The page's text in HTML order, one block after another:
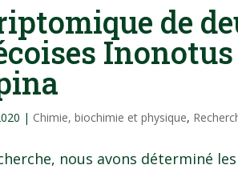
de
| Chimie, biochimie et physique,
nous avons déterminé